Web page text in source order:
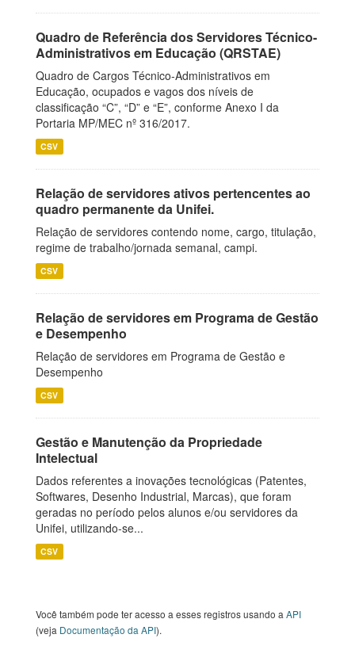
Quadro de Referência dos Servidores Técnico-
Administrativos em Educação (QRSTAE)
Quadro de Cargos Técnico-Administrativos em
Educação, ocupados e vagos dos níveis de
classificação “C”, “D” e “E”, conforme Anexo I da
Portaria MP/MEC nº 316/2017.
CSV
Relação de servidores ativos pertencentes ao
quadro permanente da Unifei.
Relação de servidores contendo nome, cargo, titulação,
regime de trabalho/jornada semanal, campi.
CSV
Relação de servidores em Programa de Gestão
e Desempenho
Relação de servidores em Programa de Gestão e
Desempenho
CSV
Gestão e Manutenção da Propriedade
Intelectual
Dados referentes a inovações tecnológicas (Patentes,
Softwares, Desenho Industrial, Marcas), que foram
geradas no período pelos alunos e/ou servidores da
Unifei, utilizando-se...
CSV
Você também pode ter acesso a esses registros usando a API
(veja Documentação da API).